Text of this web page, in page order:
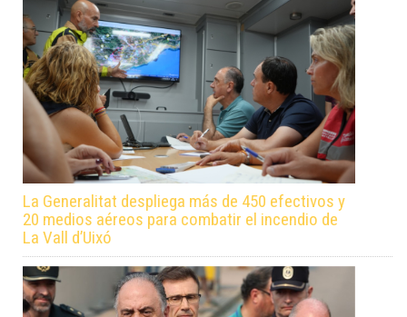
La Generalitat despliega más de 450 efectivos y
20 medios aéreos para combatir el incendio de
La Vall d’Uixó